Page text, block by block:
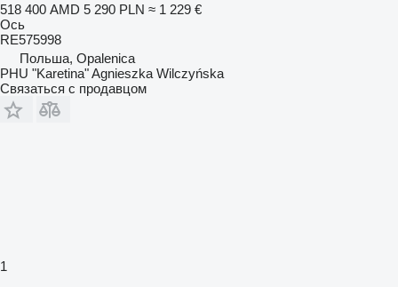
518 400 AMD 5 290 PLN ≈ 1 229 €
Ось
RE575998
Польша, Opalenica
PHU "Karetina" Agnieszka Wilczyńska
Связаться с продавцом
1